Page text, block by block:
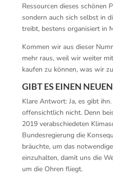
Ressourcen dieses schönen
sondern auch sich selbst in
treibt, bestens organisiert in
Kommen wir aus dieser
mehr raus, weil wir weiter
kaufen zu können, was wir
GIBT ES EINEN
Klare Antwort: Ja, es gibt
offensichtlich nicht. Denn
2019 verabschiedeten
Bundesregierung die
bräuchte, um das
einzuhalten, damit uns die
um die Ohren fliegt.